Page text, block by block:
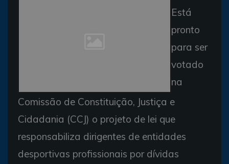
Está
pronto
para ser
votado
na
Comissão de Constituição, Justiça e
Cidadania (CCJ) o projeto de lei que
responsabiliza dirigentes de entidades
desportivas profissionais por dívidas